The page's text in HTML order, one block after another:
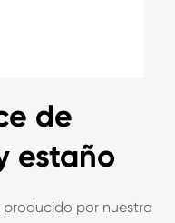
de
estaño
por nuestra